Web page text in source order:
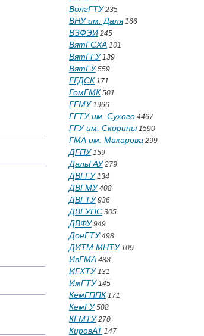
ВолгГТУ235
ВНУ им. Даля166
ВЗФЭИ 245
ВятГСХА 101
ВятГГУ139
ВятГУ559
ГГДСК 171
ГомГМК 501
ГГМУ1966
ГГТУ им. Сухого 4467
ГГУ им. Скорины 1590
ГМА им. Макарова 299
ДГПУ159
ДальГАУ279
ДВГГУ134
ДВГМУ408
ДВГТУ936
ДВГУПС 305
ДВФУ949
ДонГТУ498
ДИТМ МНТУ109
ИвГМА 488
ИГХТУ131
ИжГТУ145
КемГППК 171
КемГУ508
КГМТУ270
КировАТ 147